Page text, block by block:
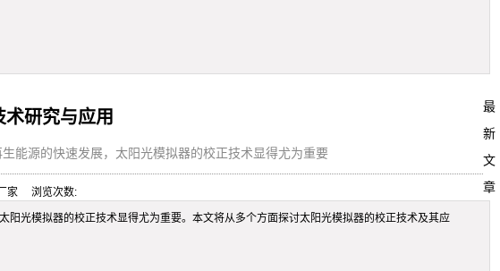
研究与应用
能源的快速发展，太阳光模拟器的校正技术显得尤为重要
家 浏览次数:
光模拟器的校正技术显得尤为重要。本文将从多个方面探讨太阳光模拟器的校正技术及其应
最
新
文
章